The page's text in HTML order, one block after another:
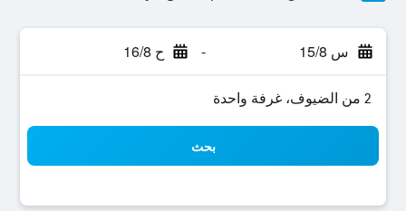
س 15/8 - ح 16/8
2 من الضيوف، غرفة واحدة
بحث